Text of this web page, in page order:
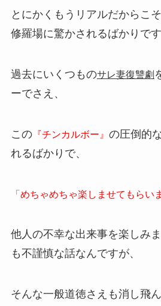
とにかくもうリアルだからこ
修羅場に驚かされるばかりです
過去にいくつものサレ妻復讐劇
ーでさえ、
この『チンカルボー』 の圧倒的
れるばかりで、
「めちゃめちゃ楽しませてもらい
他人の不幸な出来事を楽しみ
も不謹慎な話なんですが、
そんな一般道徳さえも消し飛